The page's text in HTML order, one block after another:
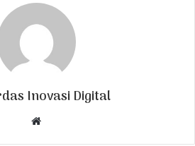
Inovasi Digital